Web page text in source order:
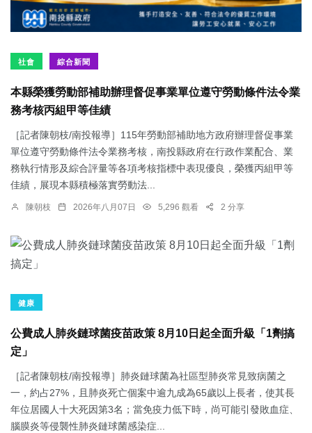
社會 綜合新聞
本縣榮獲勞動部補助辦理督促事業單位遵守勞動條件法令業
務考核丙組甲等佳績
［記者陳朝枝/南投報導］115年勞動部補助地方政府辦理督促事業
單位遵守勞動條件法令業務考核，南投縣政府在行政作業配合、業
務執行情形及綜合評量等各項考核指標中表現優良，榮獲丙組甲等
佳績，展現本縣積極落實勞動法...
陳朝枝 2026年八月07日 5,296 觀看 2 分享
健康
公費成人肺炎鏈球菌疫苗政策 8月10日起全面升級「1劑搞
定」
［記者陳朝枝/南投報導］肺炎鏈球菌為社區型肺炎常見致病菌之
一，約占27%，且肺炎死亡個案中逾九成為65歲以上長者，使其長
年位居國人十大死因第3名；當免疫力低下時，尚可能引發敗血症、
腦膜炎等侵襲性肺炎鏈球菌感染症...